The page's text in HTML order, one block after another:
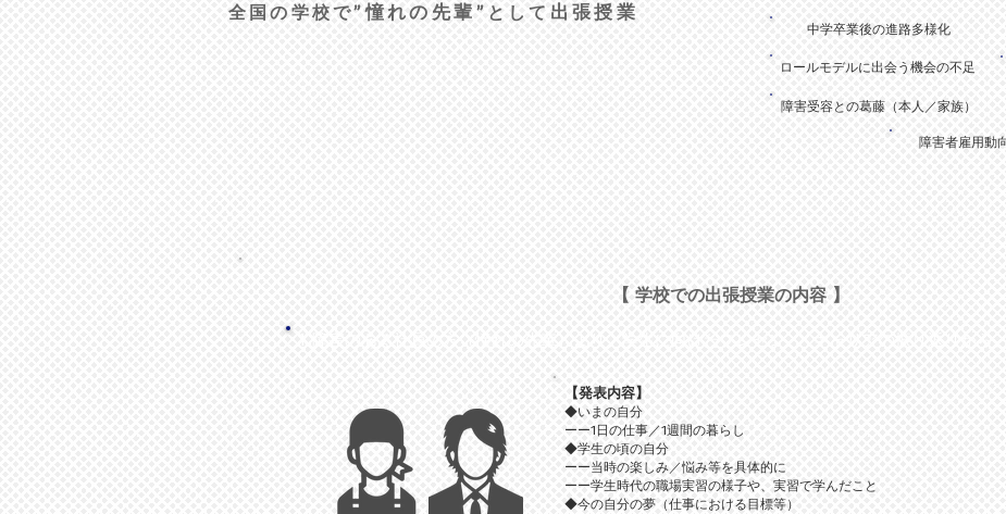
中学卒業後の進路多様化
​全国の学校で”憧れの先輩” として 出張授業
ロールモデルに出会う機会の不足
障害受容との葛藤（本人／家族）
障害者雇用動
【 学校での出張授業の内容 】
【発表内容】
◆いまの自分
ーー1日の仕事／1週間の暮らし
◆学生の頃の自分
ーー当時の楽しみ／悩み等を具体的に
ーー学生時代の職場実習の様子や、実習で学んだこと
◆今の自分の夢（仕事における目標等）